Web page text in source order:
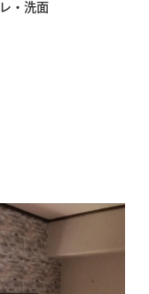
・洗面